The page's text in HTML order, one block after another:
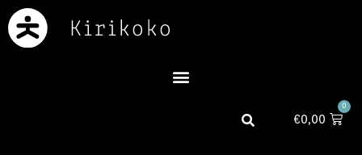
€0,00
0